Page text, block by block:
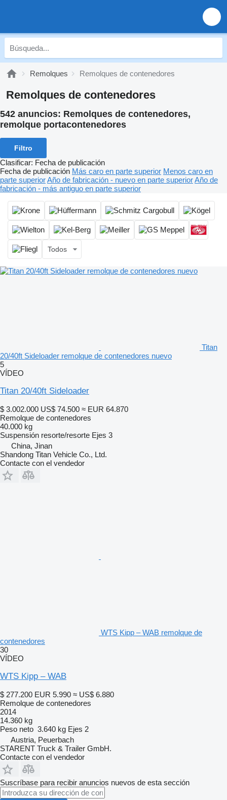
Remolques Remolques de contenedores
Remolques de contenedores
542 anuncios: Remolques de contenedores,
remolque portacontenedores
Filtro
Clasificar: Fecha de publicación
Fecha de publicación Más caro en parte superior Menos caro en
parte superiorAño de fabricación - nuevo en parte superiorAño de
fabricación - más antiguo en parte superior
Todos
Titan
20/40ft Sideloader remolque de contenedores nuevo
5
VÍDEO
Titan 20/40ft Sideloader
$ 3.002.000 US$ 74.500 ≈ EUR 64.870
Remolque de contenedores
40.000 kg
Suspensión resorte/resorte Ejes 3
China, Jinan
Shandong Titan Vehicle Co., Ltd.
Contacte con el vendedor
WTS Kipp – WAB remolque de
contenedores
30
VÍDEO
WTS Kipp – WAB
$ 277.200 EUR 5.990 ≈ US$ 6.880
Remolque de contenedores
2014
14.360 kg
Peso neto 3.640 kg Ejes 2
Austria, Peuerbach
STARENT Truck & Trailer GmbH.
Contacte con el vendedor
Suscríbase para recibir anuncios nuevos de esta sección